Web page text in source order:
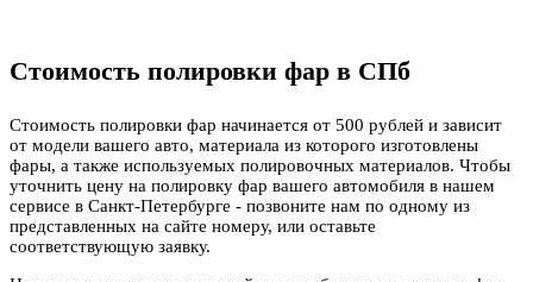
Стоимость полировки фар в СПб
Стоимость полировки фар начинается от 500 рублей и зависит
от модели вашего авто, материала из которого изготовлены
фары, а также используемых полировочных материалов. Чтобы
уточнить цену на полировку фар вашего автомобиля в нашем
сервисе в Санкт-Петербурге - позвоните нам по одному из
представленных на сайте номеру, или оставьте
соответствующую заявку.